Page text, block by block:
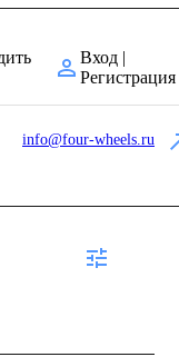
Вход |
Регистрация
info@four-wheels.ru